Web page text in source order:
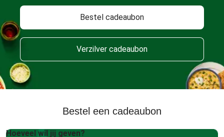
Bestel cadeaubon
Verzilver cadeaubon
Bestel een cadeaubon
Hoeveel wil jij geven?